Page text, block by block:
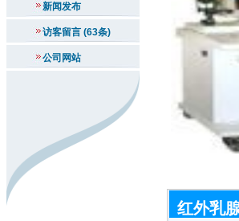
新闻发布
访客留言 (63条)
公司网站
红外乳